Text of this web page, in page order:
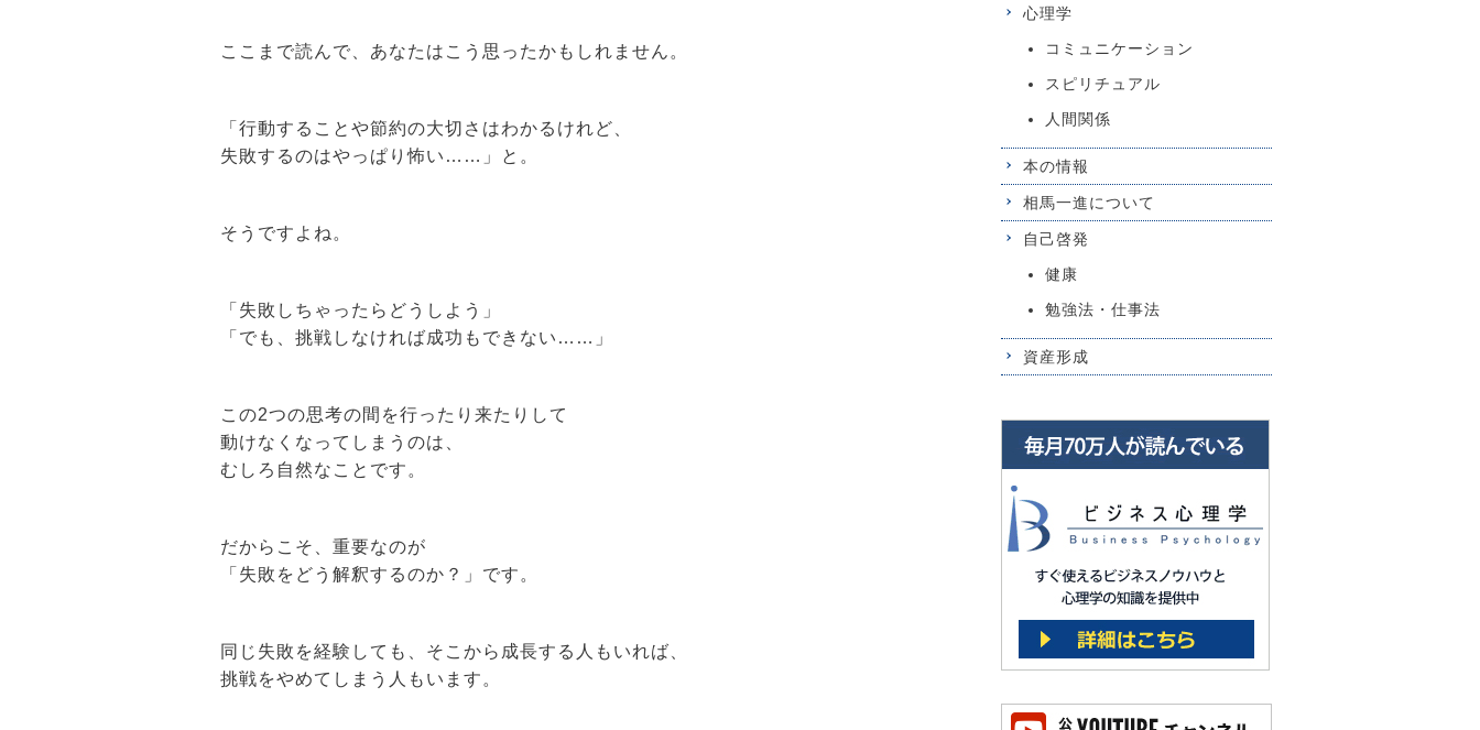
ここまで読んで、あなたはこう思ったかもしれません。
「行動することや節約の大切さはわかるけれど、
失敗するのはやっぱり怖い……」と。
そうですよね。
「失敗しちゃったらどうしよう」
「でも、挑戦しなければ成功もできない……」
この2つの思考の間を行ったり来たりして
動けなくなってしまうのは、
むしろ自然なことです。
だからこそ、重要なのが
「失敗をどう解釈するのか？」です。
同じ失敗を経験しても、そこから成長する人もいれば、
挑戦をやめてしまう人もいます。
心理学
コミュニケーション
スピリチュアル
人間関係
本の情報
相馬一進について
自己啓発
健康
勉強法・仕事法
資産形成